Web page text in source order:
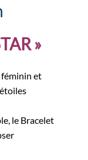
»
féminin et
le Bracelet